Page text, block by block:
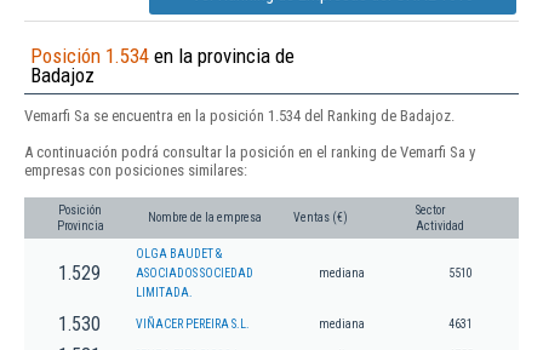
Posición 1.534 en la provincia de
Badajoz
Vemarfi Sa se encuentra en la posición 1.534 del Ranking de Badajoz.
A continuación podrá consultar la posición en el ranking de Vemarfi Sa y
empresas con posiciones similares:
Posición
Provincia
Nombre de la empresa Ventas (€)
Sector
Actividad
1.529
OLGA BAUDET &
ASOCIADOS SOCIEDAD
LIMITADA.
mediana 5510
1.530 VIÑACER PEREIRA S.L. mediana 4631